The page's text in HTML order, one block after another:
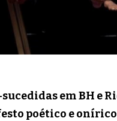
em BH e
poético e